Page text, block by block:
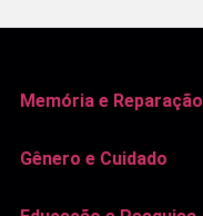
Memória e Reparação
Gênero e Cuidado